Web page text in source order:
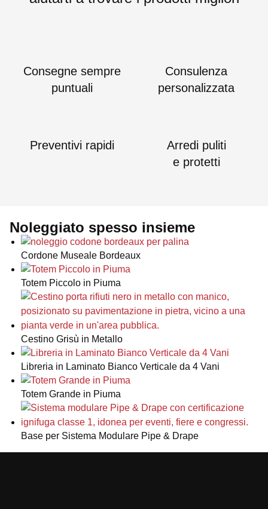
Consegne sempre
puntuali
Consulenza
personalizzata
Preventivi rapidi
Arredi puliti
e protetti
Noleggiato spesso insieme
Cordone Museale Bordeaux
Totem Piccolo in Piuma
Cestino Grisù in Metallo
Libreria in Laminato Bianco Verticale da 4 Vani
Totem Grande in Piuma
Base per Sistema Modulare Pipe & Drape